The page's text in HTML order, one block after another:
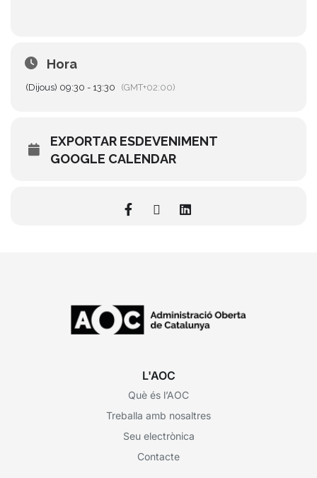
Hora
(Dijous) 09:30 - 13:30 (GMT+02:00)
EXPORTAR ESDEVENIMENT
GOOGLE CALENDAR
L'AOC
Què és l’AOC
Treballa amb nosaltres
Seu electrònica
Contacte